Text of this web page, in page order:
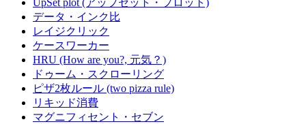
UpSet plot (アップセット・プロット)
データ・インク比
レイジクリック
ケースワーカー
HRU (How are you?, 元気？)
ドゥーム・スクローリング
ピザ2枚ルール (two pizza rule)
リキッド消費
マグニフィセント・セブン